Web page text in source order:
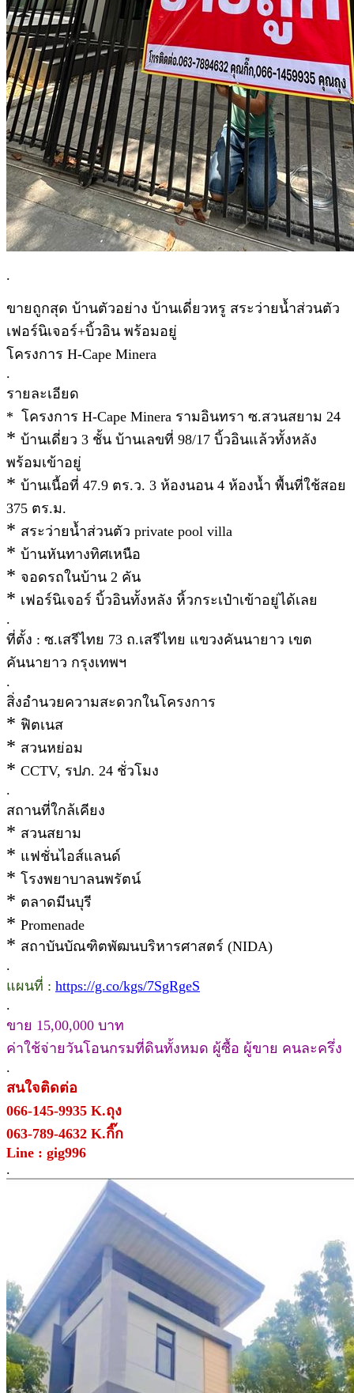
.
ขายถูกสุด บ้านตัวอย่าง บ้านเดี่ยวหรู สระว่ายน้ำส่วนตัว
เฟอร์นิเจอร์+บิ้วอิน พร้อมอยู่
โครงการ H-Cape Minera
.
รายละเอียด
* โครงการ H-Cape Minera รามอินทรา ซ.สวนสยาม 24
* บ้านเดี่ยว 3 ชั้น บ้านเลขที่ 98/17 บิ้วอินแล้วทั้งหลัง
พร้อมเข้าอยู่
* บ้านเนื้อที่ 47.9 ตร.ว. 3 ห้องนอน 4 ห้องน้ำ พื้นที่ใช้สอย
375 ตร.ม.
* สระว่ายน้ำส่วนตัว private pool villa
* บ้านหันทางทิศเหนือ
* จอดรถในบ้าน 2 คัน
* เฟอร์นิเจอร์ บิ้วอินทั้งหลัง หิ้วกระเป๋าเข้าอยู่ได้เลย
.
ที่ตั้ง : ซ.เสรีไทย 73 ถ.เสรีไทย แขวงคันนายาว เขต
คันนายาว กรุงเทพฯ
.
สิ่งอำนวยความสะดวกในโครงการ
* ฟิตเนส
* สวนหย่อม
* CCTV, รปภ. 24 ชั่วโมง
.
สถานที่ใกล้เคียง
* สวนสยาม
* แฟชั่นไอส์แลนด์
* โรงพยาบาลนพรัตน์
* ตลาดมีนบุรี
* Promenade
* สถาบันบัณฑิตพัฒนบริหารศาสตร์ (NIDA)
.
แผนที่ : https://g.co/kgs/7SgRgeS
.
ขาย 15,00,000 บาท
ค่าใช้จ่ายวันโอนกรมที่ดินทั้งหมด ผู้ซื้อ ผู้ขาย คนละครึ่ง
.
สนใจติดต่อ
066-145-9935 K.ถุง
063-789-4632 K.กิ๊ก
Line : gig996
.